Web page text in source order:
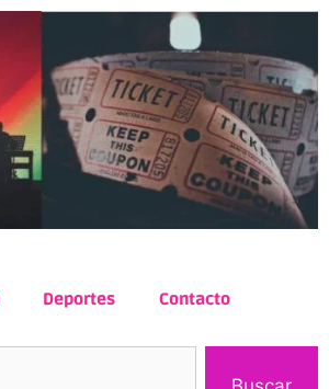
Deportes Contacto